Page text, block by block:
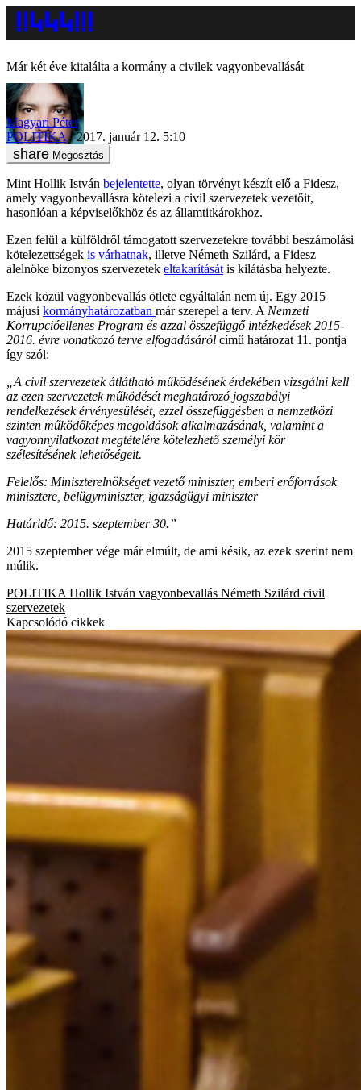
Már két éve kitalálta a kormány a civilek vagyonbevallását
Magyari Péter
POLITIKA
2017. január 12. 5:10
Megosztás
Mint Hollik István bejelentette, olyan törvényt készít elő a Fidesz,
amely vagyonbevallásra kötelezi a civil szervezetek vezetőit,
hasonlóan a képviselőkhöz és az államtitkárokhoz.
Ezen felül a külföldről támogatott szervezetekre további beszámolási
kötelezettségek is várhatnak, illetve Németh Szilárd, a Fidesz
alelnöke bizonyos szervezetek eltakarítását is kilátásba helyezte.
Ezek közül vagyonbevallás ötlete egyáltalán nem új. Egy 2015
májusi kormányhatározatban már szerepel a terv. A Nemzeti
Korrupcióellenes Program és azzal összefüggő intézkedések 2015-
2016. évre vonatkozó terve elfogadásáról című határozat 11. pontja
így szól:
„A civil szervezetek átlátható működésének érdekében vizsgálni kell
az ezen szervezetek működését meghatározó jogszabályi
rendelkezések érvényesülését, ezzel összefüggésben a nemzetközi
szinten működőképes megoldások alkalmazásának, valamint a
vagyonnyilatkozat megtételére kötelezhető személyi kör
szélesítésének lehetőségeit.
Felelős: Miniszterelnökséget vezető miniszter, emberi erőforrások
minisztere, belügyminiszter, igazságügyi miniszter
Határidő: 2015. szeptember 30.”
2015 szeptember vége már elmúlt, de ami késik, az ezek szerint nem
múlik.
POLITIKA Hollik István vagyonbevallás Németh Szilárd civil
szervezetek
Kapcsolódó cikkek